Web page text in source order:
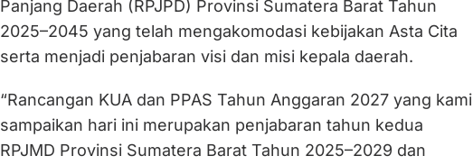
Panjang Daerah (RPJPD) Provinsi Sumatera Barat Tahun
2025–2045 yang telah mengakomodasi kebijakan Asta Cita
serta menjadi penjabaran visi dan misi kepala daerah.
“Rancangan KUA dan PPAS Tahun Anggaran 2027 yang kami
sampaikan hari ini merupakan penjabaran tahun kedua
RPJMD Provinsi Sumatera Barat Tahun 2025–2029 dan